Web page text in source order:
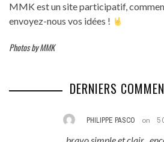
MMK est un site participatif,
envoyez-nous vos idées !
Photos by MMK
DERNIERS
PHILIPPE PASCO on 5